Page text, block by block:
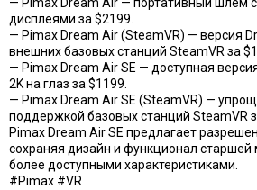
— Pimax Dream Air — портативный шлем с
дисплеями за $2199.
— Pimax Dream Air (SteamVR) — версия
внешних базовых станций SteamVR за
— Pimax Dream Air SE — доступная
2K на глаз за $1199.
— Pimax Dream Air SE (SteamVR) —
поддержкой базовых станций SteamVR
Pimax Dream Air SE предлагает
сохраняя дизайн и функционал старшей
более доступными характеристиками.
#Pimax #VR